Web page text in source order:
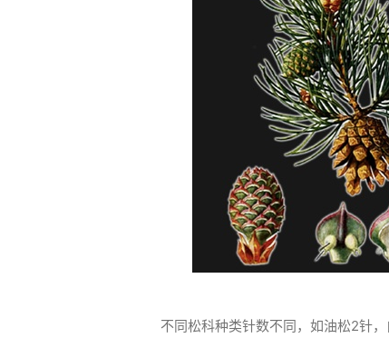
不同松科种类针数不同，如油松2针，